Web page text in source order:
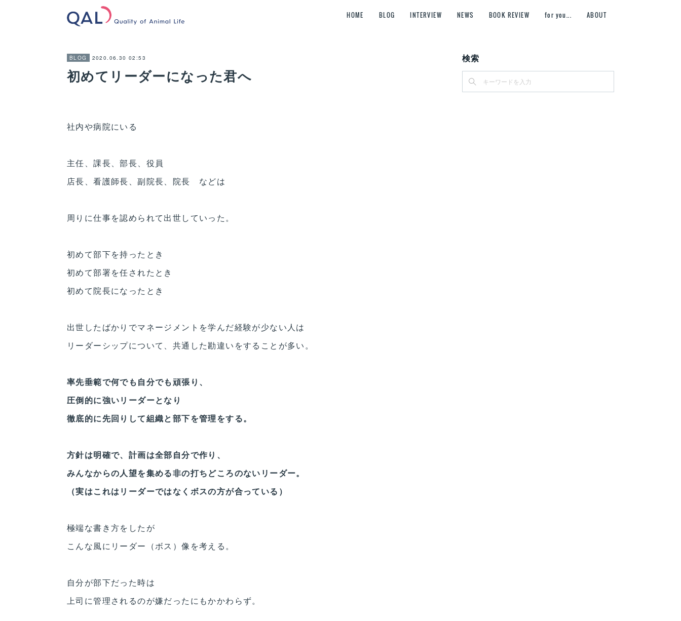
HOME BLOG INTERVIEW NEWS BOOK REVIEW for you... ABOUT
BLOG 2020.06.30 02:53
初めてリーダーになった君へ
社内や病院にいる
主任、課長、部長、役員
店長、看護師長、副院長、院長 などは
周りに仕事を認められて出世していった。
初めて部下を持ったとき
初めて部署を任されたとき
初めて院長になったとき
出世したばかりでマネージメントを学んだ経験が少ない人は
リーダーシップについて、共通した勘違いをすることが多い。
率先垂範で何でも自分でも頑張り、
圧倒的に強いリーダーとなり
徹底的に先回りして組織と部下を管理をする。
方針は明確で、計画は全部自分で作り、
みんなからの人望を集める非の打ちどころのないリーダー。
（実はこれはリーダーではなくボスの方が合っている）
極端な書き方をしたが
こんな風にリーダー（ボス）像を考える。
自分が部下だった時は
上司に管理されるのが嫌だったにもかかわらず。
検索